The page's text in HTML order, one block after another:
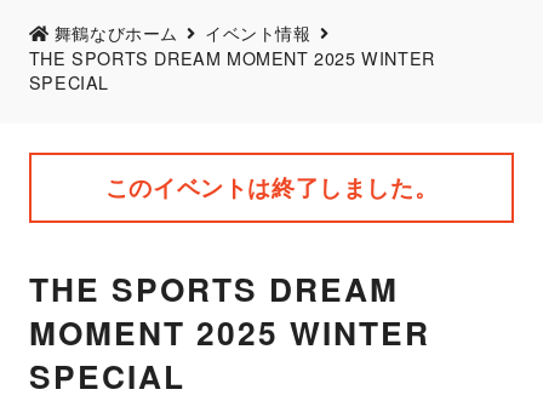
舞鶴なびホーム
イベント情報
THE SPORTS DREAM MOMENT 2025 WINTER
SPECIAL
このイベントは終了しました。
THE SPORTS DREAM
MOMENT 2025 WINTER
SPECIAL